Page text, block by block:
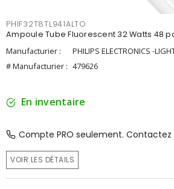
PHIF32T8TL941ALTO
Ampoule Tube Fluorescent 32 Watts 48 po
Manufacturier :
PHILIPS ELECTRONICS -
# Manufacturier : 479626
En inventaire
Compte PRO seulement.
VOIR LES DÉTAILS